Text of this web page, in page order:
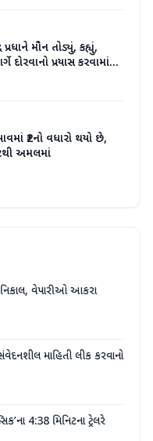
પ્રધાને મૌન તોડ્યું, કહ્યું,
પ્રયાસ કરવામાં
મહત્વનું નથી'
₹2નો વધારો થયો છે,
અમલમાં
નિકાલ, વેપારીઓ આકરા
માહિતી લીક કરવાનો
4:38 મિનિટના ટ્રેલરે